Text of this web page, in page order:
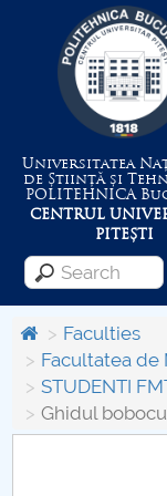
Universitatea
de Știință și
POLITEHNICA
CENTRUL
PITEȘTI
Menu
About the
Centrul de
Faculties
Facultatea de
STUDENTI
Ghidul